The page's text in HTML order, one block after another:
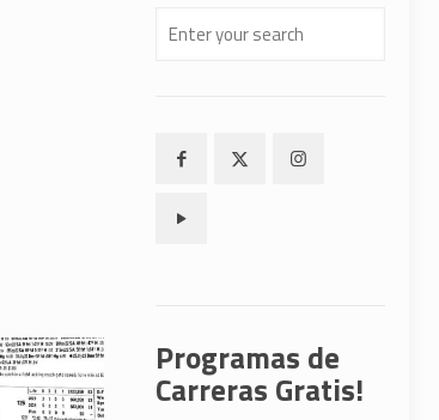
Programas de
Carreras Gratis!